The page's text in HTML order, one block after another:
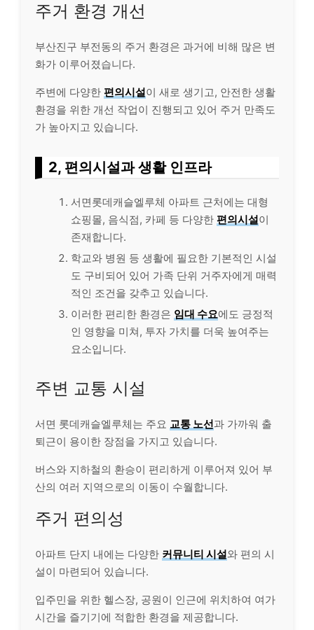
주거 환경 개선
부산진구 부전동의 주거 환경은 과거에 비해 많은 변
화가 이루어졌습니다.
주변에 다양한 편의시설이 새로 생기고, 안전한 생활
환경을 위한 개선 작업이 진행되고 있어 주거 만족도
가 높아지고 있습니다.
2, 편의시설과 생활 인프라
서면롯데캐슬엘루체 아파트 근처에는 대형
쇼핑몰, 음식점, 카페 등 다양한 편의시설이
존재합니다.
학교와 병원 등 생활에 필요한 기본적인 시설
도 구비되어 있어 가족 단위 거주자에게 매력
적인 조건을 갖추고 있습니다.
이러한 편리한 환경은 임대 수요에도 긍정적
인 영향을 미쳐, 투자 가치를 더욱 높여주는
요소입니다.
주변 교통 시설
서면 롯데캐슬엘루체는 주요 교통 노선과 가까워 출
퇴근이 용이한 장점을 가지고 있습니다.
버스와 지하철의 환승이 편리하게 이루어져 있어 부
산의 여러 지역으로의 이동이 수월합니다.
주거 편의성
아파트 단지 내에는 다양한 커뮤니티 시설와 편의 시
설이 마련되어 있습니다.
입주민을 위한 헬스장, 공원이 인근에 위치하여 여가
시간을 즐기기에 적합한 환경을 제공합니다.